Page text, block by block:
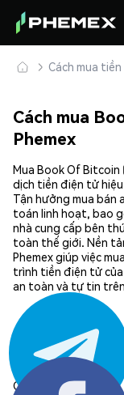
Cách mua
Cách mua
Phemex
Mua Book Of Bitcoin
dịch tiền điện tử
Tận hưởng mua
toán linh hoạt, bao
nhà cung cấp bên
toàn thế giới. Nền
Phemex giúp việc
trình tiền điện tử
an toàn và tự tin
Chia sẻ: